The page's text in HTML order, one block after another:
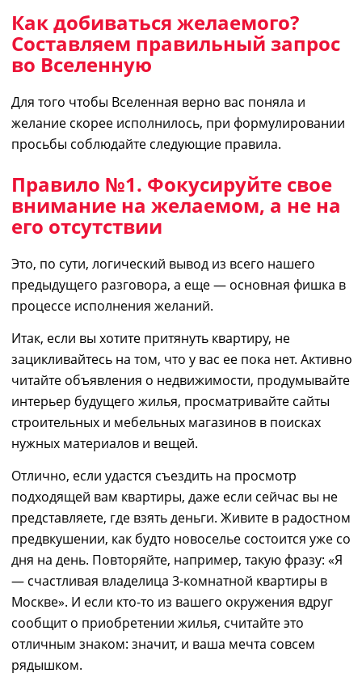
Как добиваться желаемого?
Составляем правильный запрос
во Вселенную
Для того чтобы Вселенная верно вас поняла и
желание скорее исполнилось, при формулировании
просьбы соблюдайте следующие правила.
Правило №1. Фокусируйте свое
внимание на желаемом, а не на
его отсутствии
Это, по сути, логический вывод из всего нашего
предыдущего разговора, а еще — основная фишка в
процессе исполнения желаний.
Итак, если вы хотите притянуть квартиру, не
зацикливайтесь на том, что у вас ее пока нет. Активно
читайте объявления о недвижимости, продумывайте
интерьер будущего жилья, просматривайте сайты
строительных и мебельных магазинов в поисках
нужных материалов и вещей.
Отлично, если удастся съездить на просмотр
подходящей вам квартиры, даже если сейчас вы не
представляете, где взять деньги. Живите в радостном
предвкушении, как будто новоселье состоится уже со
дня на день. Повторяйте, например, такую фразу: «Я
— счастливая владелица 3-комнатной квартиры в
Москве». И если кто-то из вашего окружения вдруг
сообщит о приобретении жилья, считайте это
отличным знаком: значит, и ваша мечта совсем
рядышком.